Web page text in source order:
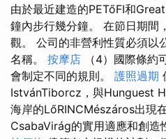
由於最近建造的PETőFI和Great
鐘內步行幾分鐘。 在節日期間
觀。 公司的非營利性質必須以
名稱。 按摩店 （4）國際條約
會制定不同的規則。 護照過期
IstvánTiborcz，與Hunguest
海岸的LőRINCMészáros出現
CsabaVirág的實用適應和創造